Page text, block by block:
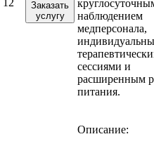
Заказать
услугу
наблюдением
медперсонала,
сессиями и
расширенным
питания.
Описание: